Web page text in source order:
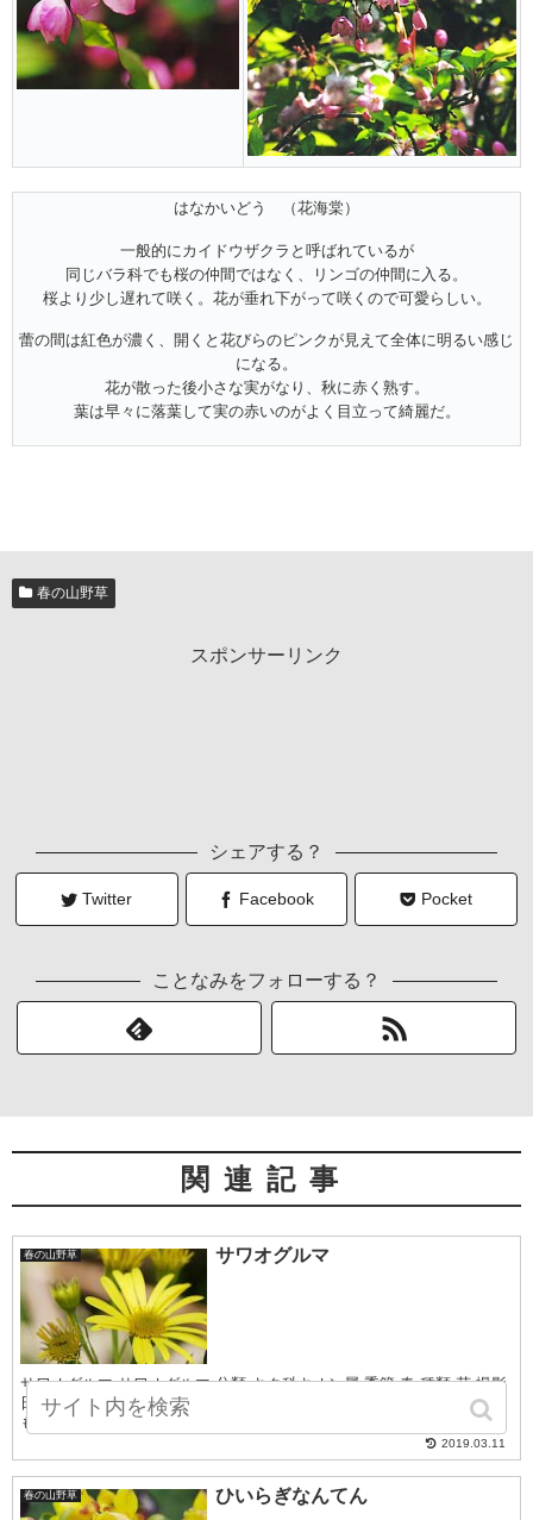
はなかいどう （花海棠）
一般的にカイドウザクラと呼ばれているが
同じバラ科でも桜の仲間ではなく、リンゴの仲間に入る。
桜より少し遅れて咲く。花が垂れ下がって咲くので可愛らしい。
蕾の間は紅色が濃く、開くと花びらのピンクが見えて全体に明るい感じ
になる。
花が散った後小さな実がなり、秋に赤く熟す。
葉は早々に落葉して実の赤いのがよく目立って綺麗だ。
春の山野草
スポンサーリンク
シェアする？
Twitter Facebook Pocket
ことなみをフォローする？
関連記事
春の山野草 サワオグルマ
サワオグルマ サワオグルマ 分類 キク科キオン属 季節 春 種類 花 撮影
日 2007/05 場所 滋賀県今津 サワオグルマ（沢小車） 花弁の細いもの
も混じっていた オグルマという花がある。 華奢で黄...
2019.03.11
春の山野草 ひいらぎなんてん